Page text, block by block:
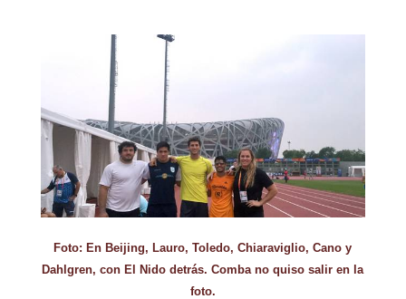
Foto: En Beijing, Lauro, Toledo, Chiaraviglio, Cano y
Dahlgren, con El Nido detrás. Comba no quiso salir en la
foto.